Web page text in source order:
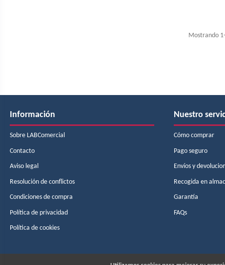
Mostrando
Información
Sobre LABComercial
Contacto
Aviso legal
Resolución de conflictos
Condiciones de compra
Política de privacidad
Política de cookies
Nuestro
Cómo comprar
Pago seguro
Envíos y
Recogida en
Garantía
FAQs